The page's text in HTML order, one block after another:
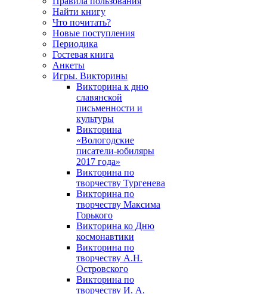
Найти книгу
Что почитать?
Новые поступления
Периодика
Гостевая книга
Анкеты
Игры. Викторины
Викторина к дню
славянской
письменности и
культуры
Викторина
«Вологодские
писатели-юбиляры
2017 года»
Викторина по
творчеству Тургенева
Викторина по
творчеству Максима
Горького
Викторина ко Дню
космонавтики
Викторина по
творчеству А.Н.
Островского
Викторина по
творчеству И. А.